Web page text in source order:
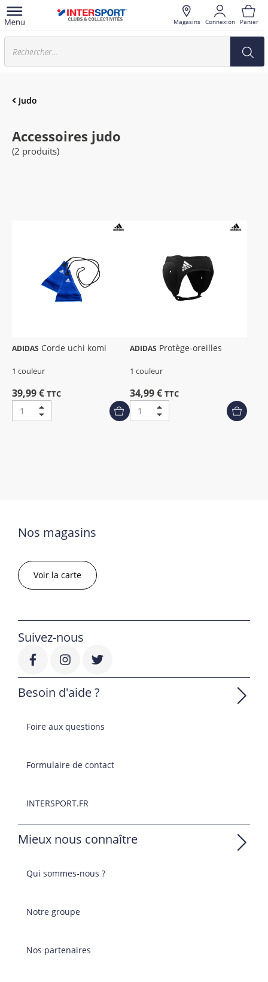
Magasins Connexion Panier
Judo
Accessoires judo
(2 produits)
ADIDAS Corde uchi komi
1 couleur
39,99 € TTC
ADIDAS Protège-oreilles
1 couleur
34,99 € TTC
Nos magasins
Voir la carte
Suivez-nous
Besoin d'aide ?
Foire aux questions
Formulaire de contact
INTERSPORT.FR
Mieux nous connaître
Qui sommes-nous ?
Notre groupe
Nos partenaires